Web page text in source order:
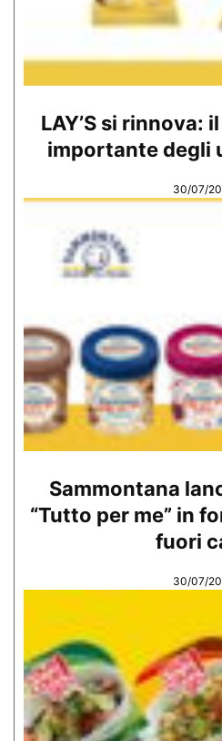
LAY’S si rinnova:
importante degli
30/07/
Sammontana
“Tutto per me” in
fuori
30/07/